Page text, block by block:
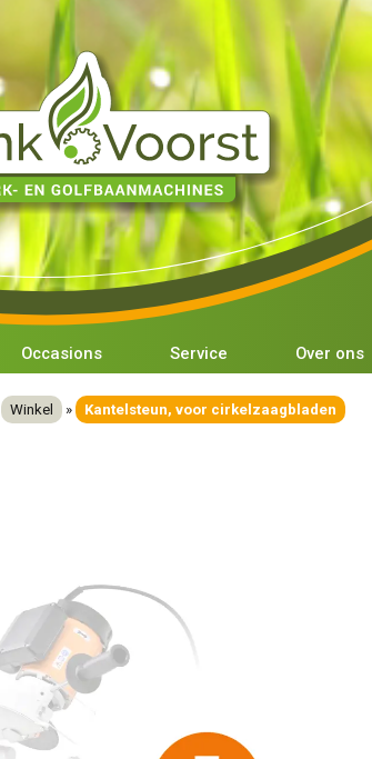
Occasions Service Over ons
Winkel » Kantelsteun, voor cirkelzaagbladen